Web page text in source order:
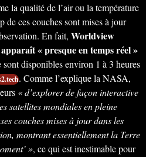
la qualité de l’air ou la température
de ces couches sont mises à jour
En fait, Worldview
« presque en temps réel »
sont disponibles environ 1 à 3 heures
. Comme l’explique la NASA,
« d’explorer de façon interactive
satellites mondiales en pleine
couches mises à jour dans les
montrant essentiellement la Terre
», ce qui est inestimable pour